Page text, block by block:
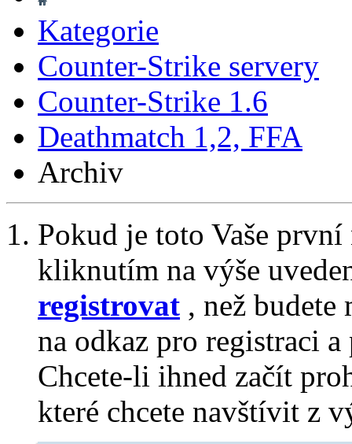
Kategorie
Counter-Strike servery
Counter-Strike 1.6
Deathmatch 1,2, FFA
Archiv
Pokud je toto Vaše
kliknutím na výše
registrovat , než
na odkaz pro registraci
Chcete-li ihned začít
které chcete navštívit z